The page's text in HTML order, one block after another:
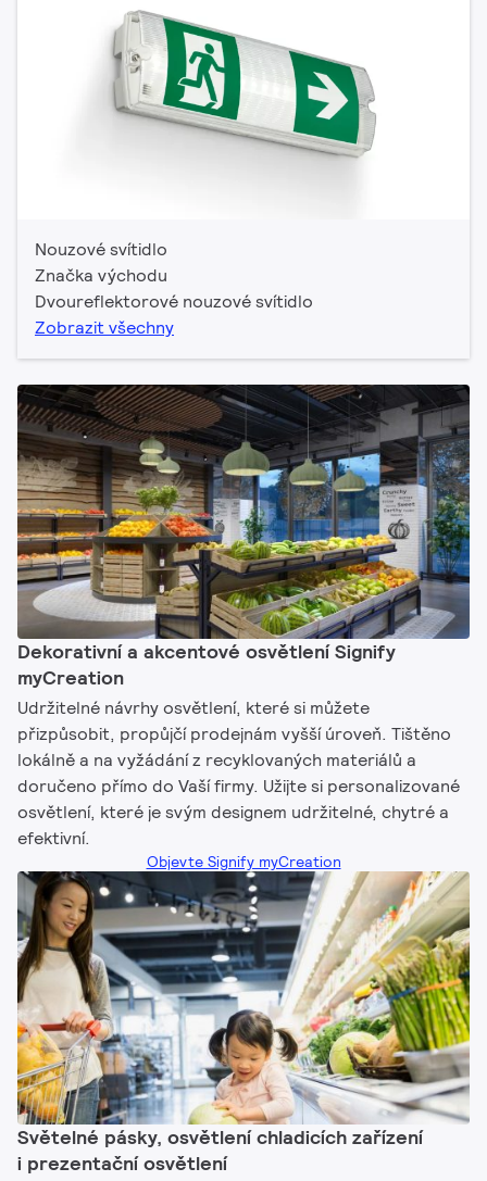
Nouzové svítidlo
Značka východu
Dvoureflektorové nouzové svítidlo
Zobrazit všechny
Dekorativní a akcentové osvětlení Signify
myCreation​
Udržitelné návrhy osvětlení, které si můžete
přizpůsobit, propůjčí prodejnám vyšší úroveň. Tištěno
lokálně a na vyžádání z recyklovaných materiálů a
doručeno přímo do Vaší firmy. Užijte si personalizované
osvětlení, které je svým designem udržitelné, chytré a
efektivní.
Objevte Signify myCreation
Světelné pásky, osvětlení chladicích zařízení
i prezentační osvětlení